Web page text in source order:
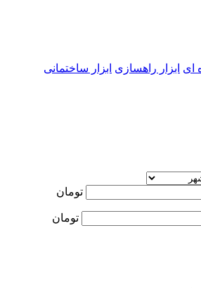
ای ابزار راهسازی ابزار ساختمانی
تومان
تومان